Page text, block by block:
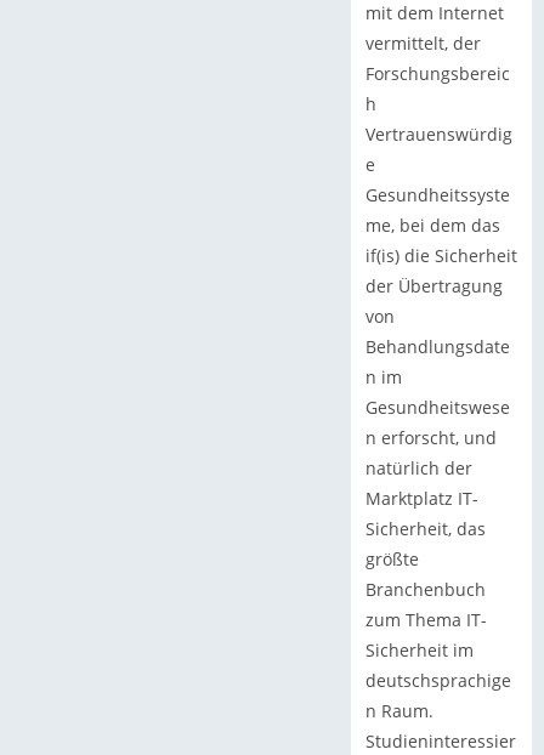
mit dem Internet
vermittelt, der
Forschungsbereic
h
Vertrauenswürdig
e
Gesundheitssyste
me, bei dem das
if(is) die Sicherheit
der Übertragung
von
Behandlungsdate
n im
Gesundheitswese
n erforscht, und
natürlich der
Marktplatz IT-
Sicherheit, das
größte
Branchenbuch
zum Thema IT-
Sicherheit im
deutschsprachige
n Raum.
Studieninteressier